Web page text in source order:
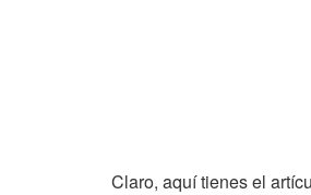
Claro, aquí tienes el